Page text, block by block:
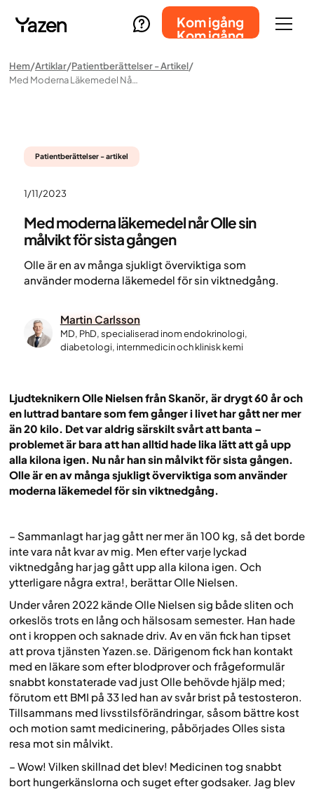
Kom igång
Kom igång
Hem Artiklar Patientberättelser - Artikel
Med Moderna Läkemedel Når Olle Sin Målvikt För Sista Gången
Patientberättelser - artikel
1/11/2023
Med moderna läkemedel når Olle sin
målvikt för sista gången
Olle är en av många sjukligt överviktiga som
använder moderna läkemedel för sin viktnedgång.
Martin Carlsson
MD, PhD, specialiserad inom endokrinologi,
diabetologi, internmedicin och klinisk kemi
Ljudteknikern Olle Nielsen från Skanör, är drygt 60 år och
en luttrad bantare som fem gånger i livet har gått ner mer
än 20 kilo. Det var aldrig särskilt svårt att banta –
problemet är bara att han alltid hade lika lätt att gå upp
alla kilona igen. Nu når han sin målvikt för sista gången.
Olle är en av många sjukligt överviktiga som använder
moderna läkemedel för sin viktnedgång.
– Sammanlagt har jag gått ner mer än 100 kg, så det borde
inte vara nåt kvar av mig. Men efter varje lyckad
viktnedgång har jag gått upp alla kilona igen. Och
ytterligare några extra!, berättar Olle Nielsen.
Under våren 2022 kände Olle Nielsen sig både sliten och
orkeslös trots en lång och hälsosam semester. Han hade
ont i kroppen och saknade driv. Av en vän fick han tipset
att prova tjänsten Yazen.se. Därigenom fick han kontakt
med en läkare som efter blodprover och frågeformulär
snabbt konstaterade vad just Olle behövde hjälp med;
förutom ett BMI på 33 led han av svår brist på testosteron.
Tillsammans med livsstilsförändringar, såsom bättre kost
och motion samt medicinering, påbörjades Olles sista
resa mot sin målvikt.
– Wow! Vilken skillnad det blev! Medicinen tog snabbt
bort hungerkänslorna och suget efter godsaker. Jag blev